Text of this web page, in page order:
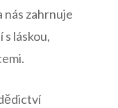
zahrnuje
s láskou,